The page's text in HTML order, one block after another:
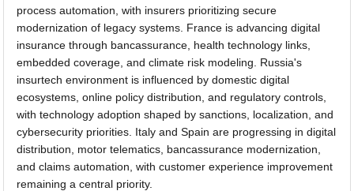
process automation, with insurers prioritizing secure
modernization of legacy systems. France is advancing digital
insurance through bancassurance, health technology links,
embedded coverage, and climate risk modeling. Russia's
insurtech environment is influenced by domestic digital
ecosystems, online policy distribution, and regulatory controls,
with technology adoption shaped by sanctions, localization, and
cybersecurity priorities. Italy and Spain are progressing in digital
distribution, motor telematics, bancassurance modernization,
and claims automation, with customer experience improvement
remaining a central priority.